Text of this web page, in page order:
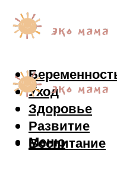
Уход
Здоровье
Развитие
Воспитание
Меню